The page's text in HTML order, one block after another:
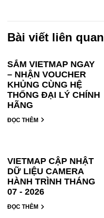
Bài viết liên quan
SẮM VIETMAP NGAY
– NHẬN VOUCHER
KHỦNG CÙNG HỆ
THỐNG ĐẠI LÝ CHÍNH
HÃNG
ĐỌC THÊM
VIETMAP CẬP NHẬT
DỮ LIỆU CAMERA
HÀNH TRÌNH THÁNG
07 - 2026
ĐỌC THÊM